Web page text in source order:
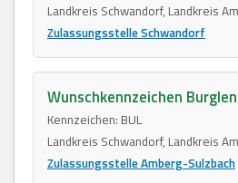
Landkreis Schwandorf, Landkreis
Zulassungsstelle Schwandorf
Wunschkennzeichen
Kennzeichen: BUL
Landkreis Schwandorf, Landkreis
Zulassungsstelle Amberg-Sulzbach